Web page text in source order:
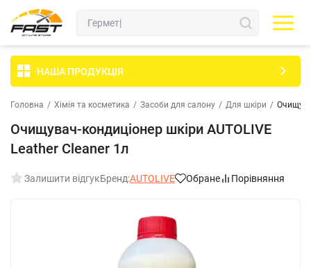
НАША ПРОДУКЦІЯ
Головна / Хімія та косметика / Засоби для салону / Для шкіри /
Очищувач-кондиціонер шкіри AUTOLIVE
Leather Cleaner 1л
Залишити відгукБренд:AUTOLIVE Обране Порівняння